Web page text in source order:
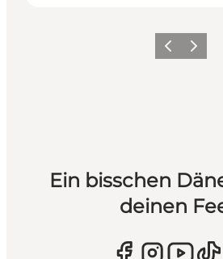
ZurückWeiter
Ein bisschen
deinen